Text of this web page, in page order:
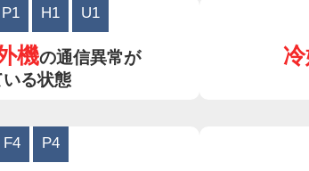
P1 H1 U1
機の通信異常が
る状態
F4 P4